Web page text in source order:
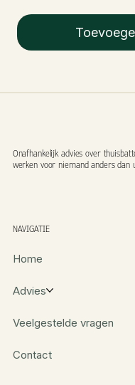
NAVIGATIE
Onafhankelijk advies over
werken voor niemand anders dan
Home
Advies
Veelgestelde vragen
Contact